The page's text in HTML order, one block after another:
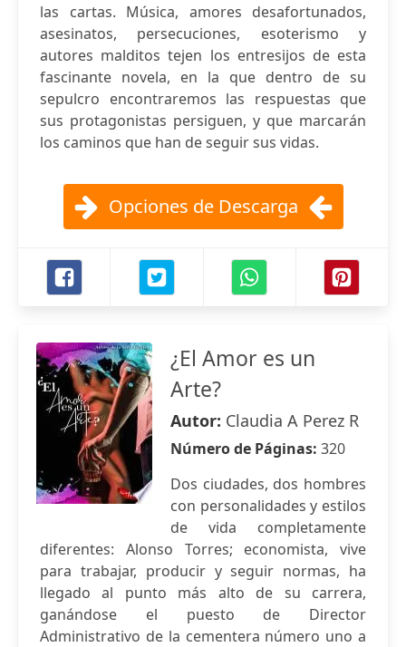
las cartas. Música, amores desafortunados,
asesinatos, persecuciones, esoterismo y
autores malditos tejen los entresijos de esta
fascinante novela, en la que dentro de su
sepulcro encontraremos las respuestas que
sus protagonistas persiguen, y que marcarán
los caminos que han de seguir sus vidas.
Opciones de Descarga
¿El Amor es un
Arte?
Autor: Claudia A Perez R
Número de Páginas: 320
Dos ciudades, dos hombres
con personalidades y estilos
de vida completamente
diferentes: Alonso Torres; economista, vive
para trabajar, producir y seguir normas, ha
llegado al punto más alto de su carrera,
ganándose el puesto de Director
Administrativo de la cementera número uno a